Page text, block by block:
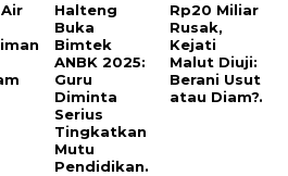
Halteng
Buka
Bimtek
ANBK 2025:
Guru
Diminta
Serius
Tingkatkan
Mutu
Pendidikan.
Rp20 Miliar
Rusak,
Kejati
Malut Diuji:
Berani Usut
atau Diam?.